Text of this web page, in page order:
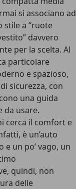
si associano ad
stile a “ruote
davvero
per la scelta. Al
particolare
e spazioso,
sicurezza, con
una guida
da usare.
cerca il comfort e
è un’auto
un po’ vago, un
quindi, non
delle